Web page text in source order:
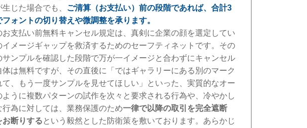
じた場合でも、 ご清算（お支払い）前の段階であれば、合計3
フォントの切り替えや微調整を承ります。
お支払い前無料キャンセル規定は、真剣に企業の顔を選定してい
イメージギャップを救済するためのセーフティネットです。その
サンプルを確認した段階で万が一イメージと合わずにキャンセル
体は無料ですが、その直後に「ではギャラリーにある別のマーク
て、もう一度サンプルを見せてほしい」といった、実質的なオー
ように複数パターンの試作を次々と要求される行為や、冷やかし
行為に対しては、業務保護のため一律で以降の取引を完全遮断
お断りする という毅然とした防衛策を敷いております。あらかじ